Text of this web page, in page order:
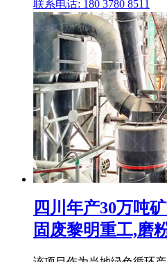
联系电话: 180 3780 8511
四川年产30万吨
固废黎明重工,磨